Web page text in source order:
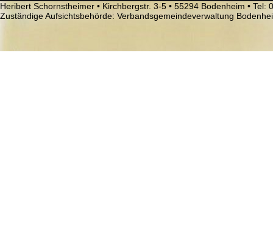
Heribert Schornstheimer • Kirchbergstr. 3-5 • 55294 Bodenheim •
Zuständige Aufsichtsbehörde: Verbandsgemeindeverwaltung